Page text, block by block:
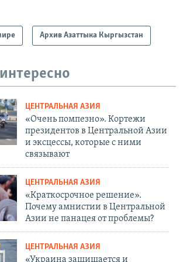
Архив Азаттыка Кыргызстан
ЦЕНТРАЛЬНАЯ АЗИЯ
«Очень помпезно». Кортежи
президентов в Центральной Азии
и эксцессы, которые с ними
связывают
ЦЕНТРАЛЬНАЯ АЗИЯ
«Краткосрочное решение».
Почему амнистии в Центральной
Азии не панацея от проблемы?
ЦЕНТРАЛЬНАЯ АЗИЯ
«Украина защищается и